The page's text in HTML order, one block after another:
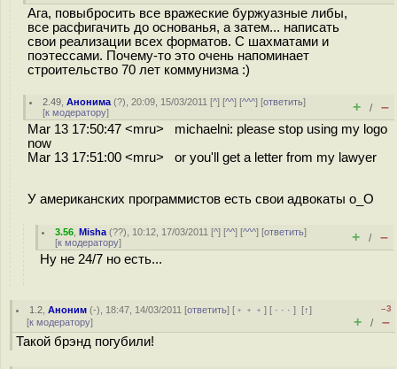
Ага, повыбросить все вражеские буржуазные либы,
все расфигачить до основанья, а затем... написать
свои реализации всех форматов. С шахматами и
поэтессами. Почему-то это очень напоминает
строительство 70 лет коммунизма :)
2.49 ,Анонима (?), 20:09, 15/03/2011 [^] [^^] [^^^] [ответить]
[к модератору] + / –
Mar 13 17:50:47 <mru> michaelni: please stop using my logo
now
Mar 13 17:51:00 <mru> or you'll get a letter from my lawyer
У американских программистов есть свои адвокаты o_O
3.56 ,Misha (??), 10:12, 17/03/2011 [^] [^^] [^^^] [ответить]
[к модератору] + / –
Ну не 24/7 но есть...
1.2 ,Аноним (-), 18:47, 14/03/2011 [ответить] [ ﹢﹢﹢] [ · · ·][↑]
[к модератору]
–3
+ / –
Такой брэнд погубили!